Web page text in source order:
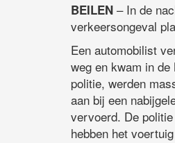
BEILEN – In de
verkeersongeval
Een automobilist
weg en kwam in
politie, werden
aan bij een
vervoerd. De
hebben het